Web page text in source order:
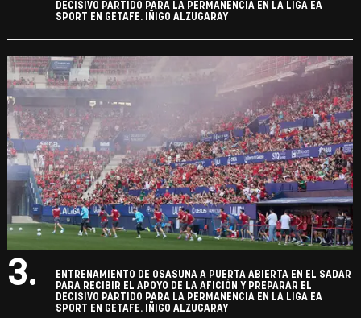
DECISIVO PARTIDO PARA LA PERMANENCIA EN LA LIGA EA
SPORT EN GETAFE. IÑIGO ALZUGARAY
3.
ENTRENAMIENTO DE OSASUNA A PUERTA ABIERTA EN EL SADAR
PARA RECIBIR EL APOYO DE LA AFICIÓN Y PREPARAR EL
DECISIVO PARTIDO PARA LA PERMANENCIA EN LA LIGA EA
SPORT EN GETAFE. IÑIGO ALZUGARAY